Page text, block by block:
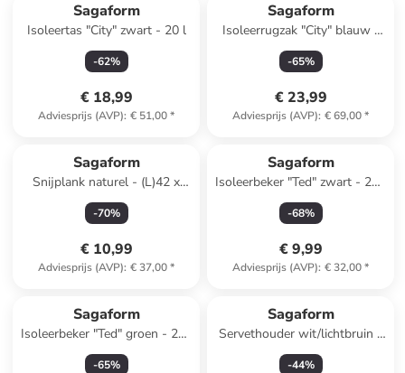
Sagaform
Isoleertas "City" zwart - 20 l
-62%
€ 18,99
Adviesprijs (AVP): € 51,00*
Sagaform
Isoleerrugzak "City" blauw -
21 l
-65%
€ 23,99
Adviesprijs (AVP): € 69,00*
Sagaform
Snijplank naturel - (L)42 x
(B)30 cm
-70%
€ 10,99
Adviesprijs (AVP): € 37,00*
Sagaform
Isoleerbeker "Ted" zwart - 280
ml
-68%
€ 9,99
Adviesprijs (AVP): € 32,00*
Sagaform
Isoleerbeker "Ted" groen - 280
ml
-65%
Sagaform
Servethouder wit/lichtbruin -
(L)19 x (B)15 cm
-44%